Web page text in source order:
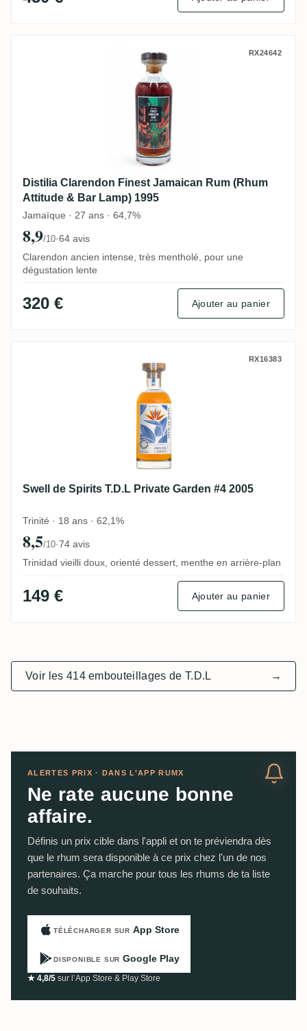
Distilia Clarendon Finest Jamaican Rum
RX24642
Distilia Clarendon Finest Jamaican Rum (Rhum
Attitude & Bar Lamp) 1995
Jamaïque · 27 ans · 64,7%
8,9/10·64 avis
Clarendon ancien intense, très mentholé, pour une
dégustation lente
320 € Ajouter au panier
Swell de Spirits T.D.L Private Garden #4
RX16383
Swell de Spirits T.D.L Private Garden #4 2005
Trinité · 18 ans · 62,1%
8,5/10·74 avis
Trinidad vieilli doux, orienté dessert, menthe en arrière-plan
149 € Ajouter au panier
Voir les 414 embouteillages de T.D.L →
ALERTES PRIX · DANS L’APP RUMX
Ne rate aucune bonne
affaire.
Définis un prix cible dans l'appli et on te préviendra dès
que le rhum sera disponible à ce prix chez l'un de nos
partenaires. Ça marche pour tous les rhums de ta liste
de souhaits.
TÉLÉCHARGER SUR App Store
DISPONIBLE SUR Google Play
★ 4,8/5 sur l’App Store & Play Store